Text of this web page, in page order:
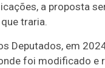
a proposta
traria.
Deputados, em
foi modificado